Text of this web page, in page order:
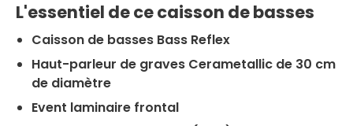
L'essentiel de ce caisson de basses
Caisson de basses Bass Reflex
Haut-parleur de graves Cerametallic de 30 cm
de diamètre
Event laminaire frontal